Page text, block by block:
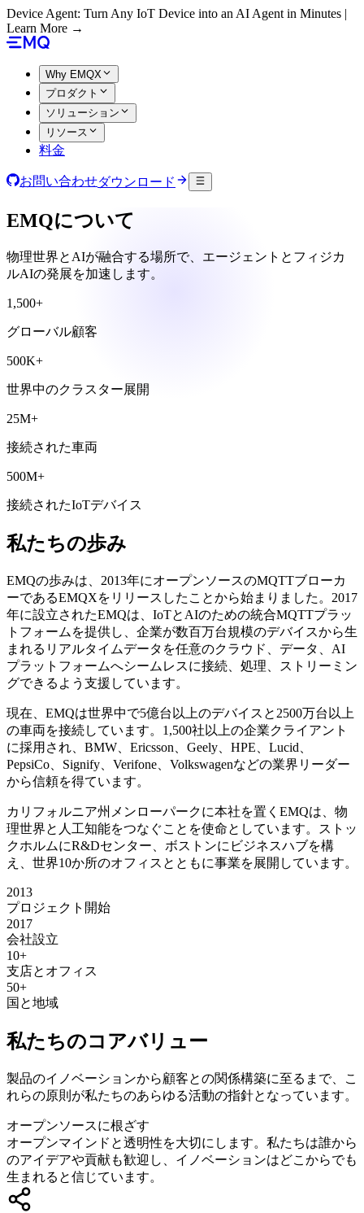
Device Agent: Turn Any IoT Device into an AI Agent in Minutes |
Learn More →
Why EMQX
プロダクト
ソリューション
リソース
料金
お問い合わせダウンロード
EMQについて
物理世界とAIが融合する場所で、エージェントとフィジカ
ルAIの発展を加速します。
1,500+
グローバル顧客
500K+
世界中のクラスター展開
25M+
接続された車両
500M+
接続されたIoTデバイス
私たちの歩み
EMQの歩みは、2013年にオープンソースのMQTTブローカ
ーであるEMQXをリリースしたことから始まりました。2017
年に設立されたEMQは、IoTとAIのための統合MQTTプラッ
トフォームを提供し、企業が数百万台規模のデバイスから生
まれるリアルタイムデータを任意のクラウド、データ、AI
プラットフォームへシームレスに接続、処理、ストリーミン
グできるよう支援しています。
現在、EMQは世界中で5億台以上のデバイスと2500万台以上
の車両を接続しています。1,500社以上の企業クライアント
に採用され、BMW、Ericsson、Geely、HPE、Lucid、
PepsiCo、Signify、Verifone、Volkswagenなどの業界リーダー
から信頼を得ています。
カリフォルニア州メンローパークに本社を置くEMQは、物
理世界と人工知能をつなぐことを使命としています。ストッ
クホルムにR&Dセンター、ボストンにビジネスハブを構
え、世界10か所のオフィスとともに事業を展開しています。
2013
プロジェクト開始
2017
会社設立
10+
支店とオフィス
50+
国と地域
私たちのコアバリュー
製品のイノベーションから顧客との関係構築に至るまで、こ
れらの原則が私たちのあらゆる活動の指針となっています。
オープンソースに根ざす
オープンマインドと透明性を大切にします。私たちは誰から
のアイデアや貢献も歓迎し、イノベーションはどこからでも
生まれると信じています。